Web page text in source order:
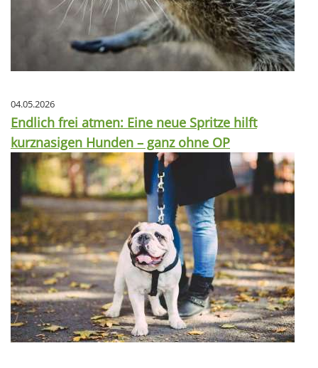
04.05.2026
Endlich frei atmen: Eine neue Spritze hilft
kurznasigen Hunden – ganz ohne OP